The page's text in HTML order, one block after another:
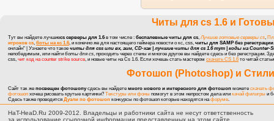
Читы для cs 1.6и
Тут вы найдете лучшиеcs серверы для 1.6 в том числе : беспалевные читы для cs Лучшие готовые серверы cs
игроков cs боты на кс 1.6 , и конечно же для настоящего геймера новости о кс, css читы для SAMP без регестрации
онлайн" | Узнаете что такое читы для css или вх, аим, CD-хак | лучшие читы для cs 1.6 тут |
коды на Counter-
непобедимым, или найти боты для cs , проходить через стены и многое другое вы найдете сдесь и без регестрации.
css, чит код на counter strike source , и новые читы на Cs 1.6 . Если хочешь стать мастером скачать CS 1.6 то читай
Фотошоп (Photoshop) и
Сайт так же посвещен фотошопусдесь вы найдете много нового и интересного для фотошоп можете скачать
фотошоп хочеш рисовать крутые картинки?Текстуры или фоны помогут в этом непростом дела или качай фильтры и
Сдесь также проводится Дуэли по фотошоп конкурсы по фотошоп которые находятся нафоруме.
HaT-HeaD.Ru 2009-2012. Владельцы и работники сайта не несут ответственность
за использование ссылочной информации представленных на этом сайте.